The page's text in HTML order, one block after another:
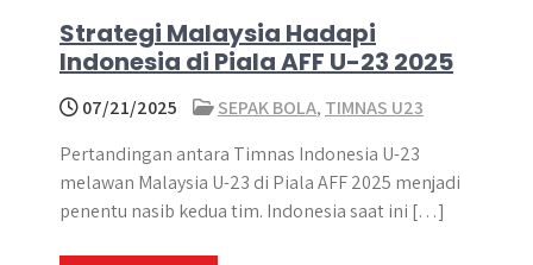
Strategi Malaysia Hadapi
Indonesia di Piala AFF U-23 2025
07/21/2025 SEPAK BOLA, TIMNAS U23
Pertandingan antara Timnas Indonesia U-23
melawan Malaysia U-23 di Piala AFF 2025 menjadi
penentu nasib kedua tim. Indonesia saat ini […]